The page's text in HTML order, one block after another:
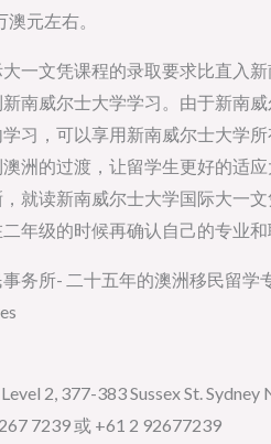
元左右。
一文凭课程的录取要求比直入
南威尔士大学学习。由于新南
习，可以享用新南威尔士大学
洲的过渡，让留学生更好的适
就读新南威尔士大学国际大一
年级的时候再确认自己的专业和
务所- 二十五年的澳洲移民留学
2, 377-383 Sussex St. Sydney
7239 或 +61 2 92677239